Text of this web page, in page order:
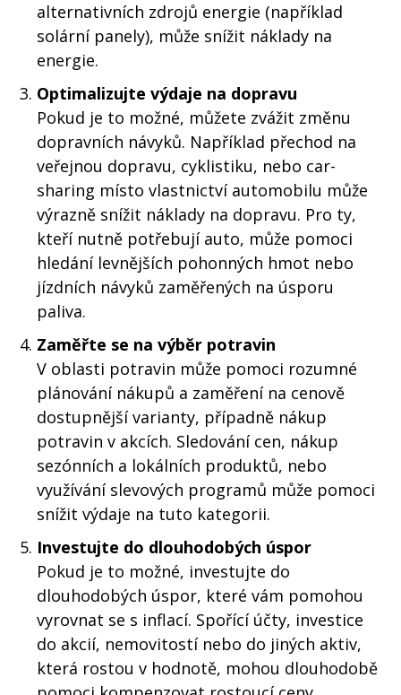
alternativních zdrojů energie (například
solární panely), může snížit náklady na
energie.
Optimalizujte výdaje na dopravu
Pokud je to možné, můžete zvážit změnu
dopravních návyků. Například přechod na
veřejnou dopravu, cyklistiku, nebo car-
sharing místo vlastnictví automobilu může
výrazně snížit náklady na dopravu. Pro ty,
kteří nutně potřebují auto, může pomoci
hledání levnějších pohonných hmot nebo
jízdních návyků zaměřených na úsporu
paliva.
Zaměřte se na výběr potravin
V oblasti potravin může pomoci rozumné
plánování nákupů a zaměření na cenově
dostupnější varianty, případně nákup
potravin v akcích. Sledování cen, nákup
sezónních a lokálních produktů, nebo
využívání slevových programů může pomoci
snížit výdaje na tuto kategorii.
Investujte do dlouhodobých úspor
Pokud je to možné, investujte do
dlouhodobých úspor, které vám pomohou
vyrovnat se s inflací. Spořící účty, investice
do akcií, nemovitostí nebo do jiných aktiv,
která rostou v hodnotě, mohou dlouhodobě